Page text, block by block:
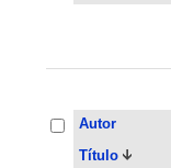
Autor
Título